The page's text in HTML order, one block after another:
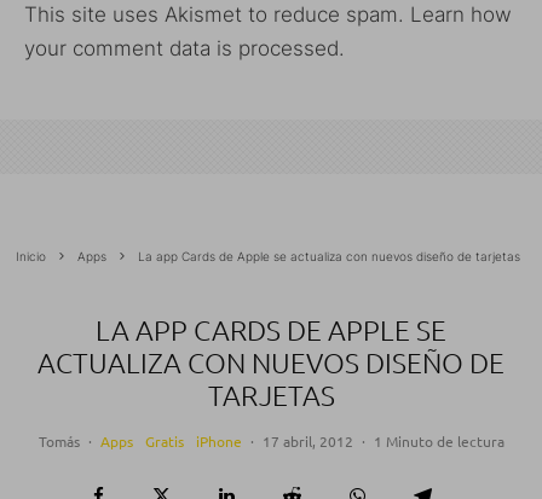
This site uses Akismet to reduce spam. Learn how
your comment data is processed.
Inicio Apps La app Cards de Apple se actualiza con nuevos diseño de tarjetas
LA APP CARDS DE APPLE SE
ACTUALIZA CON NUEVOS DISEÑO DE
TARJETAS
Tomás · Apps Gratis iPhone · 17 abril, 2012 · 1 Minuto de lectura